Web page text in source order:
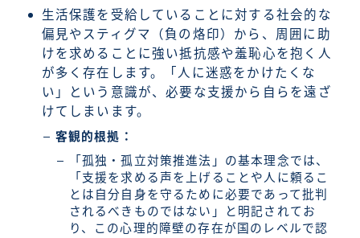
生活保護を受給していることに対する社会的な
偏見やスティグマ（負の烙印）から、周囲に助
けを求めることに強い抵抗感や羞恥心を抱く人
が多く存在します。「人に迷惑をかけたくな
い」という意識が、必要な支援から自らを遠ざ
けてしまいます。
客観的根拠：
「孤独・孤立対策推進法」の基本理念では、
「支援を求める声を上げることや人に頼るこ
とは自分自身を守るために必要であって批判
されるべきものではない」と明記されてお
り、この心理的障壁の存在が国のレベルで認